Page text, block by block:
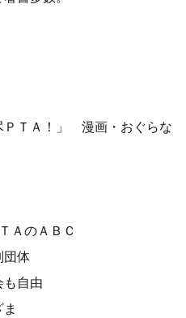
ＰＴＡ！」 漫画・おぐらな
ＡのＡＢＣ
団体
も自由